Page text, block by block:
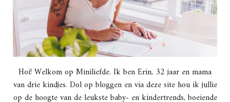
Hoi! Welkom op Miniliefde. Ik ben Erin, 32 jaar en mama
van drie kindjes. Dol op bloggen en via deze site hou ik jullie
op de hoogte van de leukste baby- en kindertrends, boeiende